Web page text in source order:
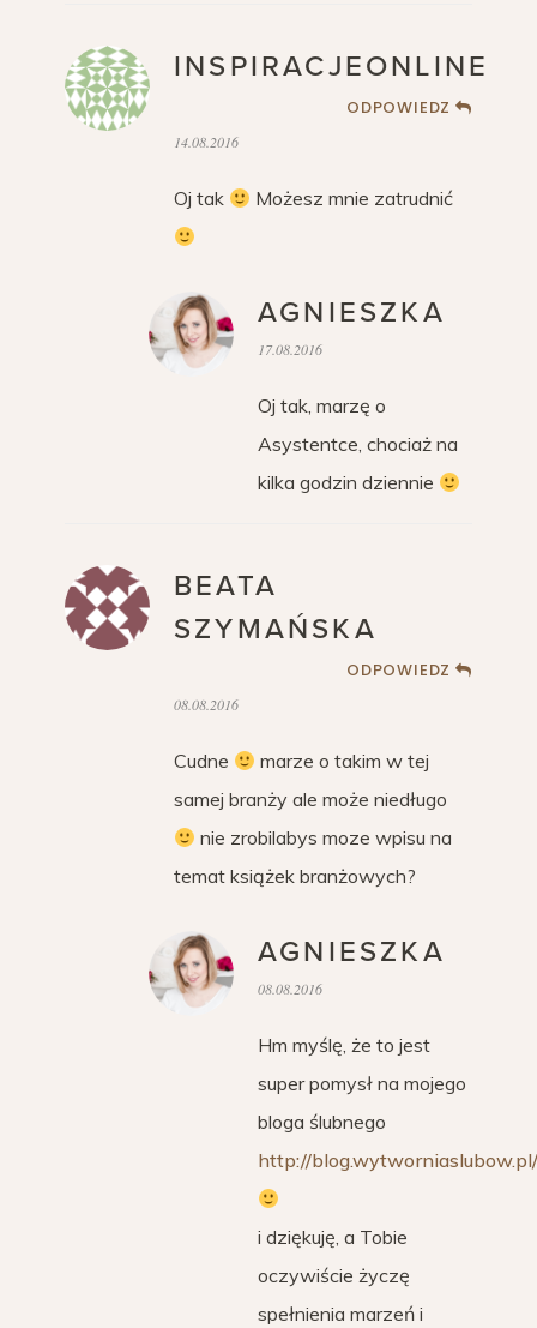
INSPIRACJEONLINE
ODPOWIEDZ
14.08.2016
Oj tak Możesz mnie zatrudnić
AGNIESZKA
17.08.2016
Oj tak, marzę o
Asystentce, chociaż na
kilka godzin dziennie
BEATA
SZYMAŃSKA
ODPOWIEDZ
08.08.2016
Cudne
marze o takim w tej
samej branży ale może niedługo
nie zrobilabys moze wpisu na
temat książek branżowych?
AGNIESZKA
08.08.2016
Hm myślę, że to jest
super pomysł na mojego
bloga ślubnego
http://blog.wytworniaslubow.pl/
i dziękuję, a Tobie
oczywiście życzę
spełnienia marzeń i